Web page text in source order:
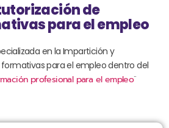
de
para el empleo
en la Impartición y
para el empleo dentro del
profesional para el empleo¨